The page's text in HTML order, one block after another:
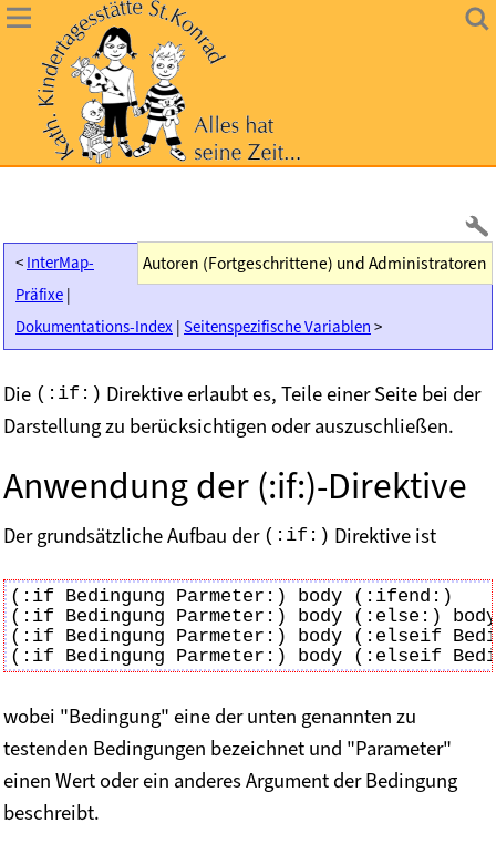
Autoren (Fortgeschrittene) und Administratoren
< InterMap-
Präfixe |
Dokumentations-Index | Seitenspezifische Variablen >
Die (:if:) Direktive erlaubt es, Teile einer Seite bei der
Darstellung zu berücksichtigen oder auszuschließen.
Anwendung der (:if:)-Direktive
Der grundsätzliche Aufbau der (:if:) Direktive ist
(:if Bedingung Parmeter:) body (:ifend:)
(:if Bedingung Parmeter:) body (:else:)
(:if Bedingung Parmeter:) body (:elseif
wobei "Bedingung" eine der unten genannten zu
testenden Bedingungen bezeichnet und "Parameter"
einen Wert oder ein anderes Argument der Bedingung
beschreibt.